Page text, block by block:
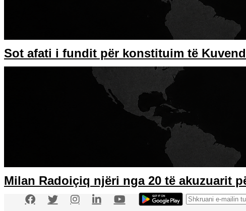
Sot afati i fundit për konstituim të
Milan Radoiçiq njëri nga 20 të akuzuarit